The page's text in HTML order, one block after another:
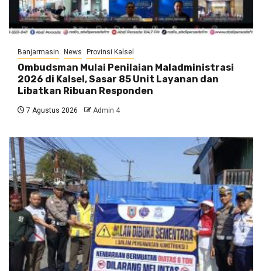
Banjarmasin News Provinsi Kalsel
Ombudsman Mulai Penilaian Maladministrasi
2026 di Kalsel, Sasar 85 Unit Layanan dan
Libatkan Ribuan Responden
7 Agustus 2026 Admin 4